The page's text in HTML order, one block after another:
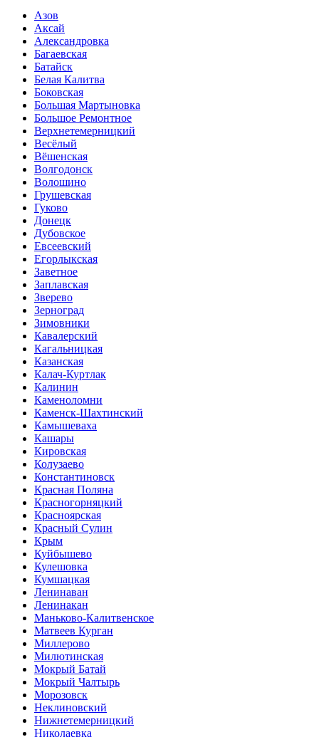
Азов
Аксай
Александровка
Багаевская
Батайск
Белая Калитва
Боковская
Большая Мартыновка
Большое Ремонтное
Верхнетемерницкий
Весёлый
Вёшенская
Волгодонск
Волошино
Грушевская
Гуково
Донецк
Дубовское
Евсеевский
Егорлыкская
Заветное
Заплавская
Зверево
Зерноград
Зимовники
Кавалерский
Кагальницкая
Казанская
Калач-Куртлак
Калинин
Каменоломни
Каменск-Шахтинский
Камышеваха
Кашары
Кировская
Колузаево
Константиновск
Красная Поляна
Красногорняцкий
Красноярская
Красный Сулин
Крым
Куйбышево
Кулешовка
Кумшацкая
Ленинаван
Ленинакан
Маньково-Калитвенское
Матвеев Курган
Миллерово
Милютинская
Мокрый Батай
Мокрый Чалтырь
Морозовск
Неклиновский
Нижнетемерницкий
Николаевка